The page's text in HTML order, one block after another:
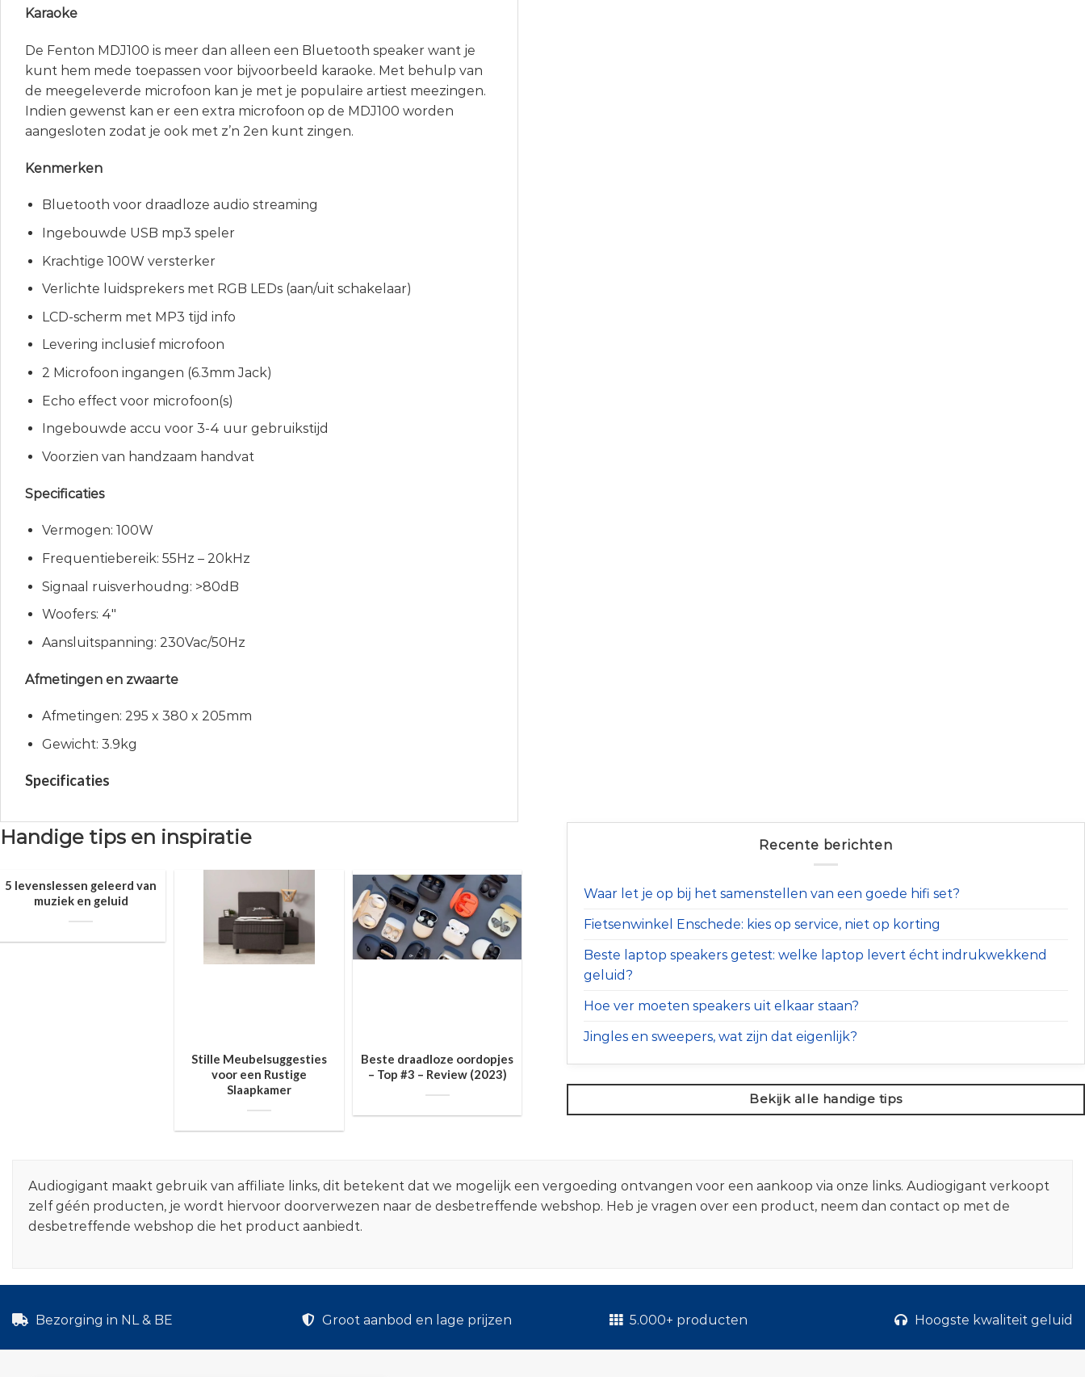
Karaoke
De Fenton MDJ100 is meer dan alleen een Bluetooth speaker want je
kunt hem mede toepassen voor bijvoorbeeld karaoke. Met behulp van
de meegeleverde microfoon kan je met je populaire artiest meezingen.
Indien gewenst kan er een extra microfoon op de MDJ100 worden
aangesloten zodat je ook met z’n 2en kunt zingen.
Kenmerken
Bluetooth voor draadloze audio streaming
Ingebouwde USB mp3 speler
Krachtige 100W versterker
Verlichte luidsprekers met RGB LEDs (aan/uit schakelaar)
LCD-scherm met MP3 tijd info
Levering inclusief microfoon
2 Microfoon ingangen (6.3mm Jack)
Echo effect voor microfoon(s)
Ingebouwde accu voor 3-4 uur gebruikstijd
Voorzien van handzaam handvat
Specificaties
Vermogen: 100W
Frequentiebereik: 55Hz – 20kHz
Signaal ruisverhoudng: >80dB
Woofers: 4″
Aansluitspanning: 230Vac/50Hz
Afmetingen en zwaarte
Afmetingen: 295 x 380 x 205mm
Gewicht: 3.9kg
Specificaties
Handige tips en inspiratie
5 levenslessen geleerd van
muziek en geluid
Stille Meubelsuggesties
voor een Rustige
Slaapkamer
Beste draadloze oordopjes
– Top #3 – Review (2023)
Recente berichten
Waar let je op bij het samenstellen van een goede hifi set?
Fietsenwinkel Enschede: kies op service, niet op korting
Beste laptop speakers getest: welke laptop levert écht indrukwekkend
geluid?
Hoe ver moeten speakers uit elkaar staan?
Jingles en sweepers, wat zijn dat eigenlijk?
Bekijk alle handige tips
Audiogigant maakt gebruik van affiliate links, dit betekent dat we mogelijk een vergoeding ontvangen voor een aankoop via onze links. Audiogigant verkoopt
zelf géén producten, je wordt hiervoor doorverwezen naar de desbetreffende webshop. Heb je vragen over een product, neem dan contact op met de
desbetreffende webshop die het product aanbiedt.
Bezorging in NL & BE Groot aanbod en lage prijzen 5.000+ producten Hoogste kwaliteit geluid